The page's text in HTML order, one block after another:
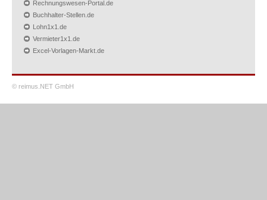
Rechnungswesen-Portal.de
Buchhalter-Stellen.de
Lohn1x1.de
Vermieter1x1.de
Excel-Vorlagen-Markt.de
© reimus.NET GmbH